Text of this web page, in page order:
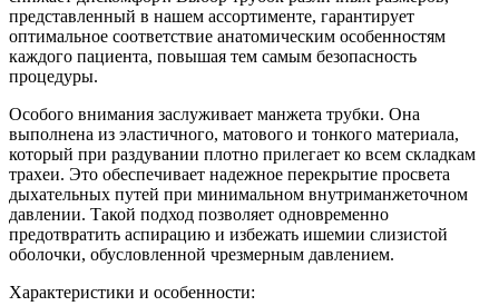
представленный в нашем ассортименте, гарантирует
оптимальное соответствие анатомическим особенностям
каждого пациента, повышая тем самым безопасность
процедуры.
Особого внимания заслуживает манжета трубки. Она
выполнена из эластичного, матового и тонкого материала,
который при раздувании плотно прилегает ко всем складкам
трахеи. Это обеспечивает надежное перекрытие просвета
дыхательных путей при минимальном внутриманжеточном
давлении. Такой подход позволяет одновременно
предотвратить аспирацию и избежать ишемии слизистой
оболочки, обусловленной чрезмерным давлением.
Характеристики и особенности: